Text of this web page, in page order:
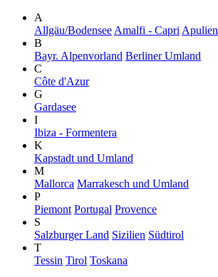
A
Allgäu/Bodensee Amalfi - Capri Apulien
B
Bayr. Alpenvorland Berliner Umland
C
Côte d'Azur
G
Gardasee
I
Ibiza - Formentera
K
Kapstadt und Umland
M
Mallorca Marrakesch und Umland
P
Piemont Portugal Provence
S
Salzburger Land Sizilien Südtirol
T
Tessin Tirol Toskana